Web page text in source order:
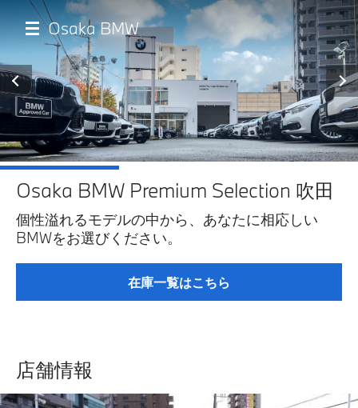
ン
ン
ツ
に
移
動
TOP
店舗一覧
試乗申込
Osaka BMW
Osaka BMW Premium Selection 吹田
個性溢れるモデルの中から、あなたに相応しい
BMWをお選びください。
在庫一覧はこちら
店舗情報